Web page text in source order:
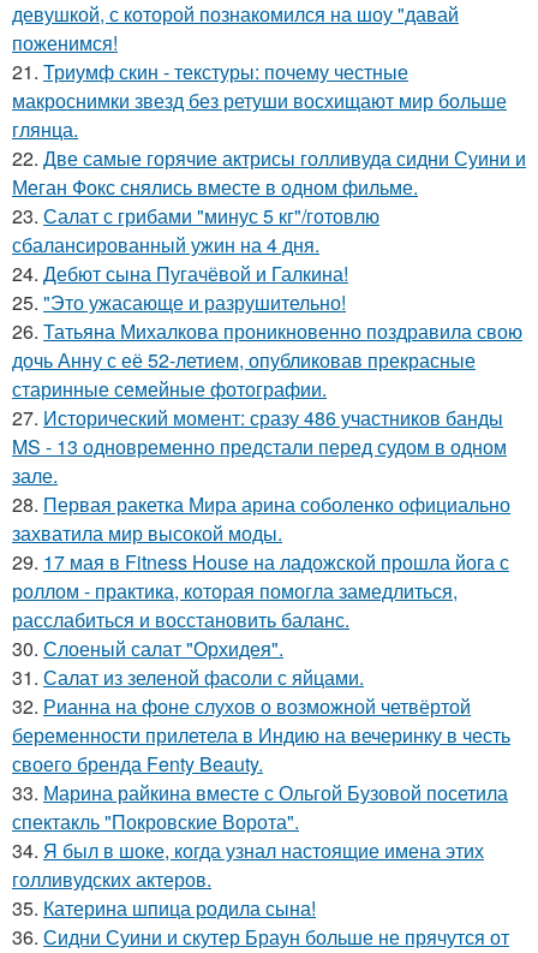
девушкой, с которой познакомился на шоу "давай
поженимся!
21. Триумф скин - текстуры: почему честные
макроснимки звезд без ретуши восхищают мир больше
глянца.
22. Две самые горячие актрисы голливуда сидни Суини и
Меган Фокс снялись вместе в одном фильме.
23. Салат с грибами "минус 5 кг"/готовлю
сбалансированный ужин на 4 дня.
24. Дебют сына Пугачёвой и Галкина!
25. "Это ужасающе и разрушительно!
26. Татьяна Михалкова проникновенно поздравила свою
дочь Анну с её 52-летием, опубликовав прекрасные
старинные семейные фотографии.
27. Исторический момент: сразу 486 участников банды
MS - 13 одновременно предстали перед судом в одном
зале.
28. Первая ракетка Мира арина соболенко официально
захватила мир высокой моды.
29. 17 мая в Fitness House на ладожской прошла йога с
роллом - практика, которая помогла замедлиться,
расслабиться и восстановить баланс.
30. Слоеный салат "Орхидея".
31. Салат из зеленой фасоли с яйцами.
32. Рианна на фоне слухов о возможной четвёртой
беременности прилетела в Индию на вечеринку в честь
своего бренда Fenty Beauty.
33. Марина райкина вместе с Ольгой Бузовой посетила
спектакль "Покровские Ворота".
34. Я был в шоке, когда узнал настоящие имена этих
голливудских актеров.
35. Катерина шпица родила сына!
36. Сидни Суини и скутер Браун больше не прячутся от